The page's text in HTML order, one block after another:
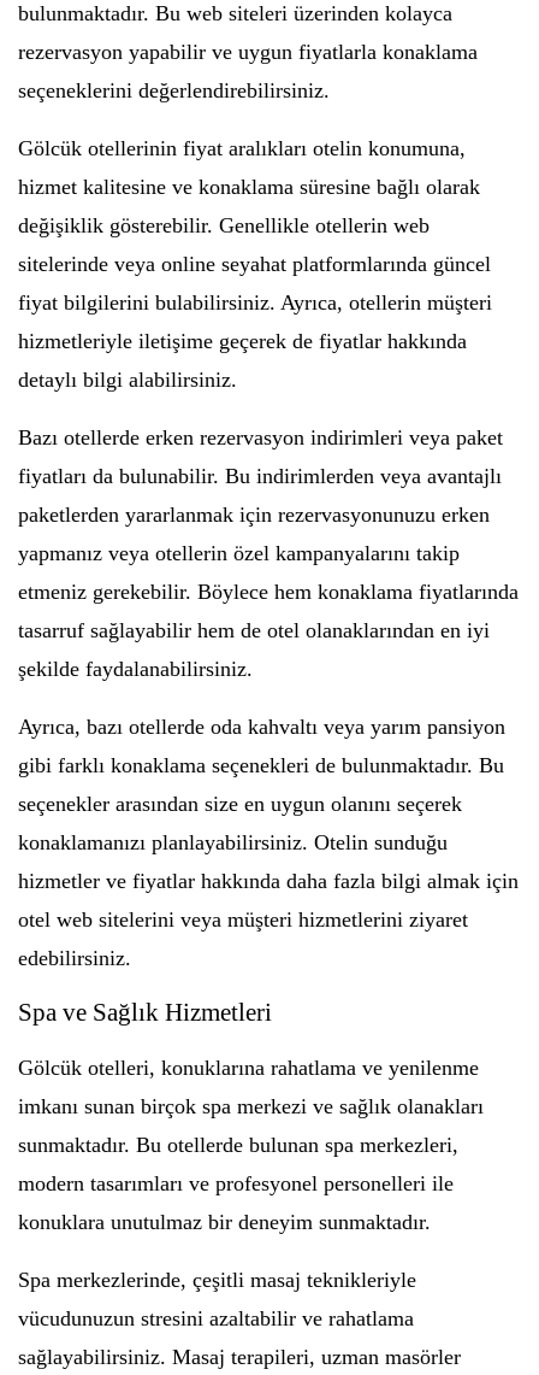
bulunmaktadır. Bu web siteleri üzerinden kolayca
rezervasyon yapabilir ve uygun fiyatlarla konaklama
seçeneklerini değerlendirebilirsiniz.
Gölcük otellerinin fiyat aralıkları otelin konumuna,
hizmet kalitesine ve konaklama süresine bağlı olarak
değişiklik gösterebilir. Genellikle otellerin web
sitelerinde veya online seyahat platformlarında güncel
fiyat bilgilerini bulabilirsiniz. Ayrıca, otellerin müşteri
hizmetleriyle iletişime geçerek de fiyatlar hakkında
detaylı bilgi alabilirsiniz.
Bazı otellerde erken rezervasyon indirimleri veya paket
fiyatları da bulunabilir. Bu indirimlerden veya avantajlı
paketlerden yararlanmak için rezervasyonunuzu erken
yapmanız veya otellerin özel kampanyalarını takip
etmeniz gerekebilir. Böylece hem konaklama fiyatlarında
tasarruf sağlayabilir hem de otel olanaklarından en iyi
şekilde faydalanabilirsiniz.
Ayrıca, bazı otellerde oda kahvaltı veya yarım pansiyon
gibi farklı konaklama seçenekleri de bulunmaktadır. Bu
seçenekler arasından size en uygun olanını seçerek
konaklamanızı planlayabilirsiniz. Otelin sunduğu
hizmetler ve fiyatlar hakkında daha fazla bilgi almak için
otel web sitelerini veya müşteri hizmetlerini ziyaret
edebilirsiniz.
Spa ve Sağlık Hizmetleri
Gölcük otelleri, konuklarına rahatlama ve yenilenme
imkanı sunan birçok spa merkezi ve sağlık olanakları
sunmaktadır. Bu otellerde bulunan spa merkezleri,
modern tasarımları ve profesyonel personelleri ile
konuklara unutulmaz bir deneyim sunmaktadır.
Spa merkezlerinde, çeşitli masaj teknikleriyle
vücudunuzun stresini azaltabilir ve rahatlama
sağlayabilirsiniz. Masaj terapileri, uzman masörler